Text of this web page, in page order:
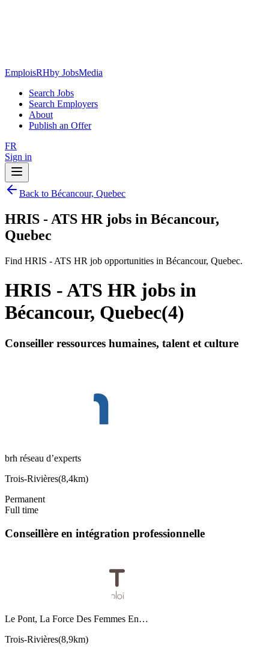
EmploisRHby JobsMedia
Search Jobs
Search Employers
About
Publish an Offer
FR
Sign in
Back to Bécancour, Quebec
HRIS - ATS HR jobs in Bécancour,
Quebec
Find HRIS - ATS HR job opportunities in Bécancour, Quebec.
HRIS - ATS HR jobs in
Bécancour, Quebec(4)
Conseiller ressources humaines, talent et culture
brh réseau d’experts
Trois-Rivières(8,4km)
Permanent
Full time
Conseillère en intégration professionnelle
Le Pont, La Force Des Femmes En…
Trois-Rivières(8,9km)